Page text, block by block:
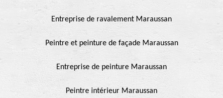
Entreprise de ravalement Maraussan
Peintre et peinture de façade Maraussan
Entreprise de peinture Maraussan
Peintre intérieur Maraussan